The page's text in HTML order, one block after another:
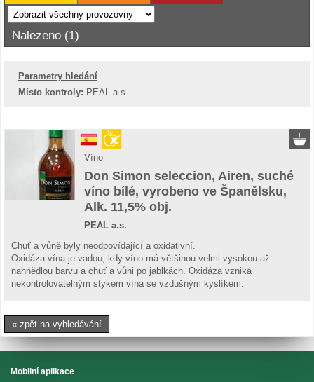
Nalezeno (1)
Parametry hledání
Místo kontroly: PEAL a.s.
Víno
Don Simon seleccion, Airen, suché
víno bílé, vyrobeno ve Španělsku,
Alk. 11,5% obj.
PEAL a.s.
Chuť a vůně byly neodpovídající a oxidativní.
Oxidáza vína je vadou, kdy víno má většinou velmi vysokou až
nahnědlou barvu a chuť a vůni po jablkách. Oxidáza vzniká
nekontrolovatelným stykem vína se vzdušným kyslíkem.
« zpět na vyhledávání
Mobilní aplikace